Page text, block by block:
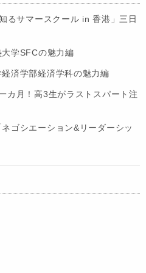
るサマースクール in 香港」三日
大学SFCの魅力編
経済学部経済学科の魅力編
カ月！高3生がラストスパート注
ゴシエーション&リーダーシッ